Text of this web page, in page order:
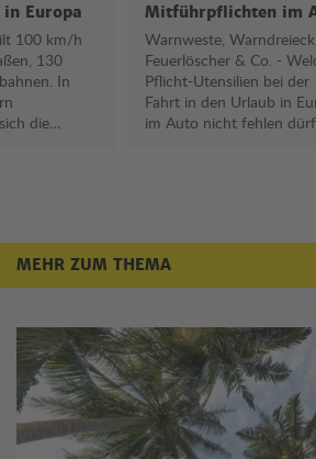
Europa
100 km/h
130
In
die
Mitführpflichten im
Warnweste, Warndreieck,
Feuerlöscher & Co. -
Pflicht-Utensilien bei der
Fahrt in den Urlaub in
im Auto nicht fehlen
MEHR ZUM THEMA